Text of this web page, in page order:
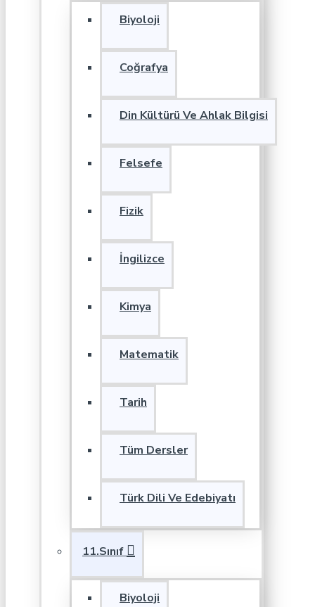
Biyoloji
Coğrafya
Din Kültürü Ve Ahlak Bilgisi
Felsefe
Fizik
İngilizce
Kimya
Matematik
Tarih
Tüm Dersler
Türk Dili Ve Edebiyatı
11.Sınıf
Biyoloji